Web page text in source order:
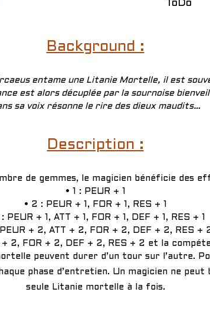
ToDo
Background :
entame une Litanie Mortelle, il est
est alors décuplée par la sournoise
sa voix résonne le rire des dieux maudits…
Description :
de gemmes, le magicien bénéficie des
• 1 : PEUR + 1
• 2 : PEUR + 1, FOR + 1, RES + 1
: PEUR + 1, ATT + 1, FOR + 1, DEF + 1, RES + 1
+ 2, ATT + 2, FOR + 2, DEF + 2, RES +
+ 2, FOR + 2, DEF + 2, RES + 2 et la
peuvent durer d’un tour sur l’autre.
phase d’entretien. Un magicien ne peut
seule Litanie mortelle à la fois.